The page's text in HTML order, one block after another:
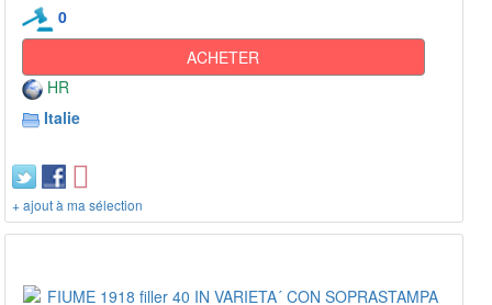
0
ACHETER
HR
Italie
+ ajout à ma sélection